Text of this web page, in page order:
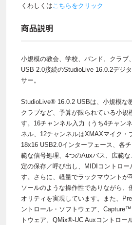
くわしくはこちらをクリック
商品説明
小規模の教会、学校、バンド、クラブ
USB 2.0接続のStudioLive 16.0.2デジ
サー。
StudioLive® 16.0.2 USBは、小規模な
クラブなど、予算が限られている小規
す。16チャンネル入力（うち4チャン
ネル、12チャンネルはXMAXマイク・
18x16 USB2.0インターフェース、各
範な信号処理、4つのAuxバス、広範
定の保存／呼び出し、MIDIコントロー
す。さらに、軽量でラックマウントが
ソールのような操作性でありながら、
オリティを実現しています。また、
ントロール・ソフトウェア、
トウェア、QMix®-UC Auxコントロー